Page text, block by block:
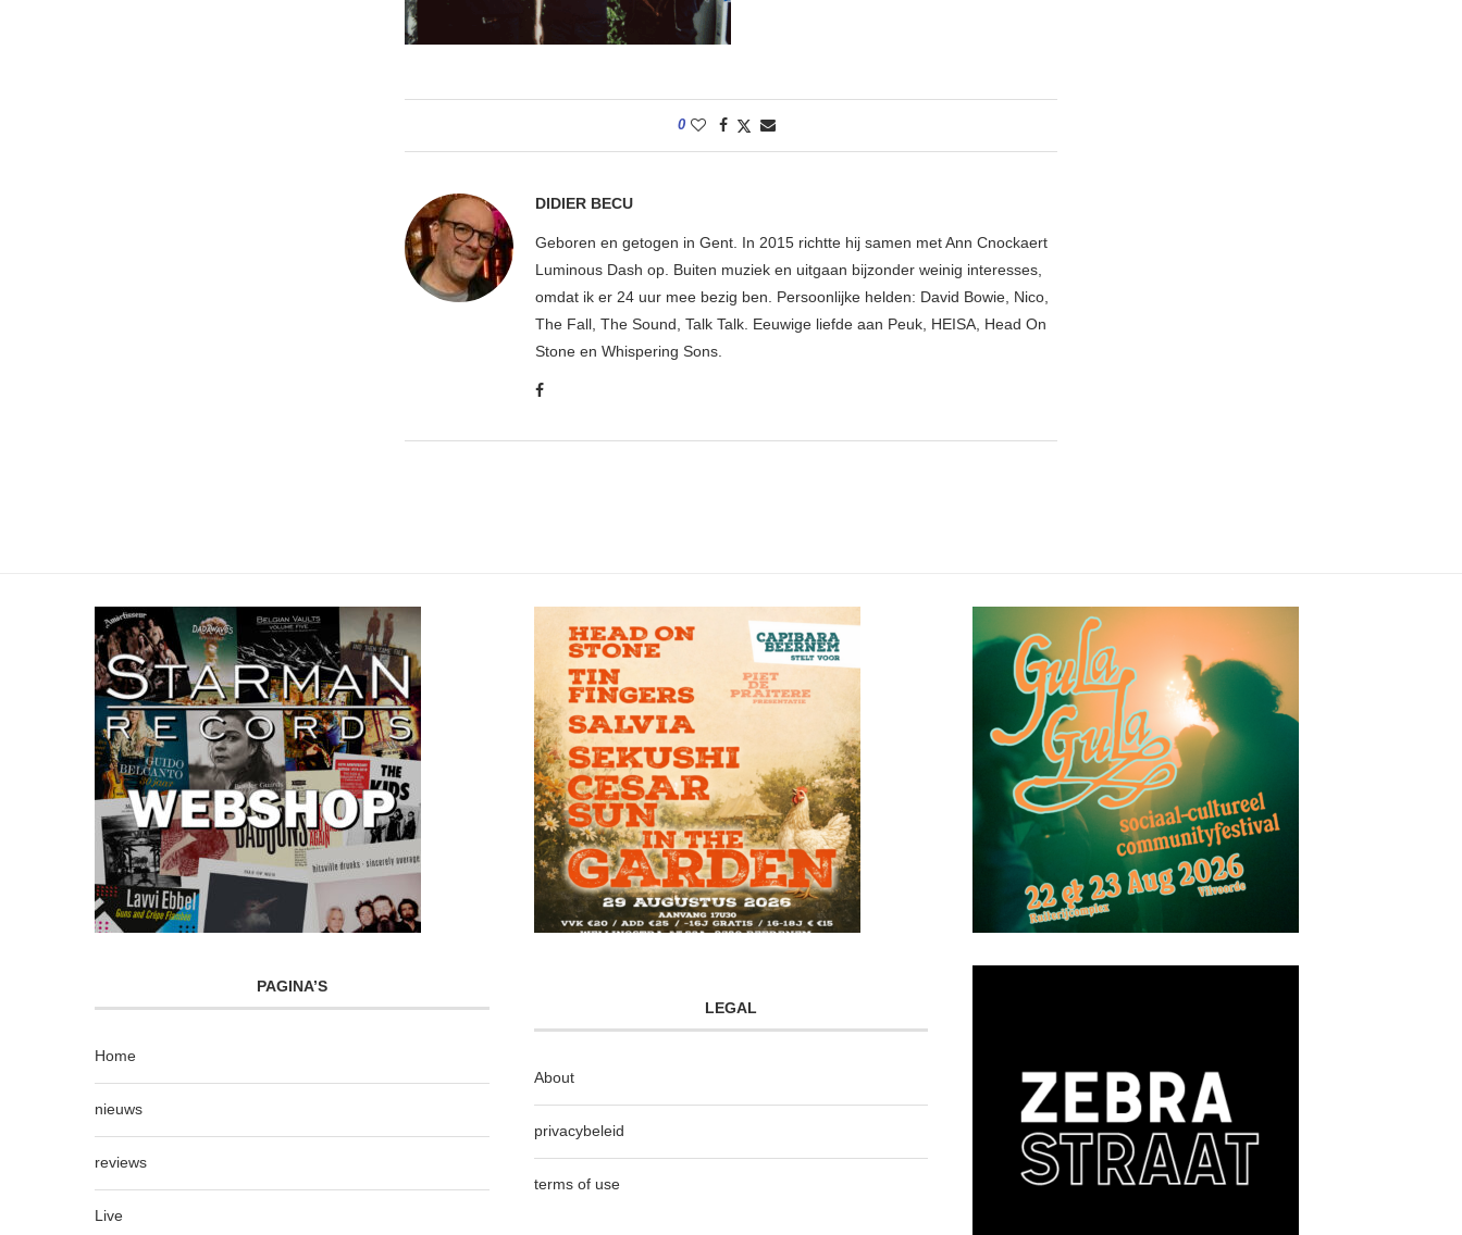
0
DIDIER BECU
Geboren en getogen in Gent. In 2015 richtte hij samen met Ann Cnockaert
Luminous Dash op. Buiten muziek en uitgaan bijzonder weinig interesses,
omdat ik er 24 uur mee bezig ben. Persoonlijke helden: David Bowie, Nico,
The Fall, The Sound, Talk Talk. Eeuwige liefde aan Peuk, HEISA, Head On
Stone en Whispering Sons.
PAGINA’S
Home
nieuws
reviews
Live
LEGAL
About
privacybeleid
terms of use